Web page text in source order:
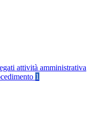
attività amministrativa
1